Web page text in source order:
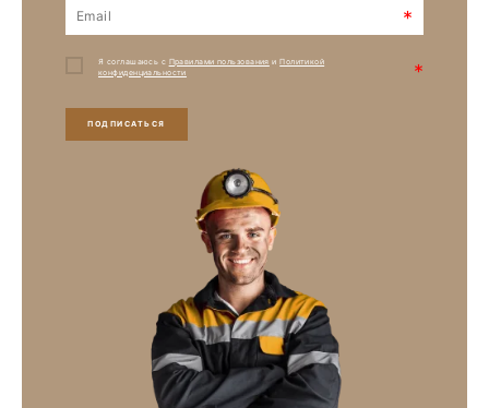
*
Я соглашаюсь с Правилами пользования иПолитикой
конфиденциальности
*
ПОДПИСАТЬСЯ